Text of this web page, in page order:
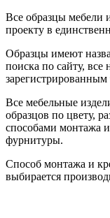
Все образцы мебели
проекту в
Образцы имеют
поиска по сайту, все
Все мебельные
образцов по цвету,
способами монтажа
фурнитуры.
Способ монтажа и
выбирается